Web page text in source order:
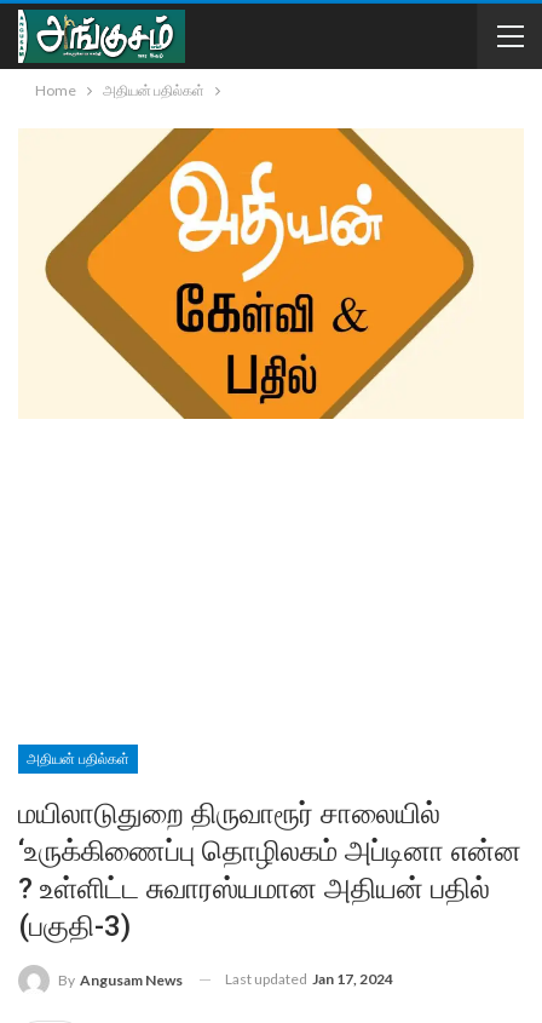
Home அதியன் பதில்கள்
அதியன் பதில்கள்
மயிலாடுதுறை திருவாரூர் சாலையில்
‘உருக்கிணைப்பு தொழிலகம் அப்டினா என்ன
? உள்ளிட்ட சுவாரஸ்யமான அதியன் பதில்
(பகுதி-3)
By Angusam News Last updated Jan 17, 2024